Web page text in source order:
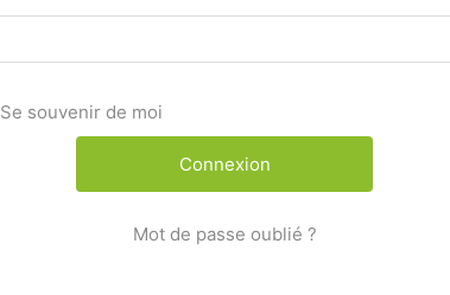
Se souvenir de moi
Mot de passe oublié ?